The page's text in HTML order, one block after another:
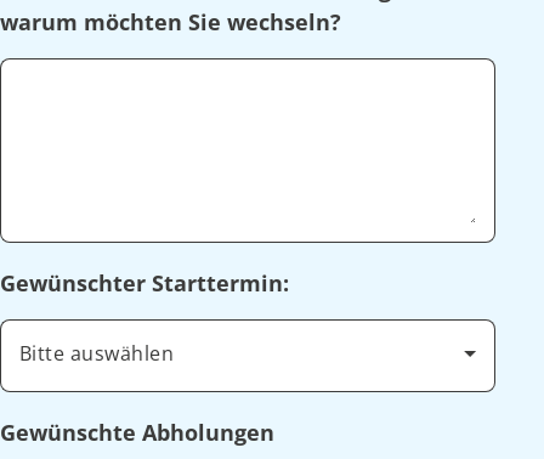
warum möchten Sie wechseln?
Gewünschter Starttermin:
Bitte auswählen
Gewünschte Abholungen